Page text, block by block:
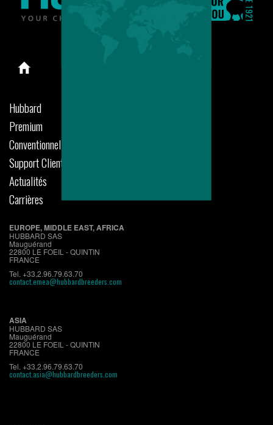
Hubbard
Premium
Conventionnel
Support Clients
Actualités
Carrières
EUROPE, MIDDLE EAST, AFRICA
HUBBARD SAS
Mauguérand
22800 LE FOEIL - QUINTIN
FRANCE
Tel. +33.2.96.79.63.70
contact.emea@hubbardbreeders.com
ASIA
HUBBARD SAS
Mauguérand
22800 LE FOEIL - QUINTIN
FRANCE
Tel. +33.2.96.79.63.70
contact.asia@hubbardbreeders.com